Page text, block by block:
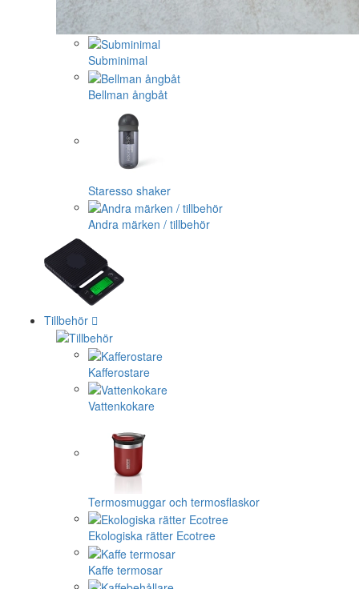
Subminimal
Bellman ångbåt
Staresso shaker
Andra märken / tillbehör
Tillbehör
Kafferostare
Vattenkokare
Termosmuggar och termosflaskor
Ekologiska rätter Ecotree
Kaffe termosar